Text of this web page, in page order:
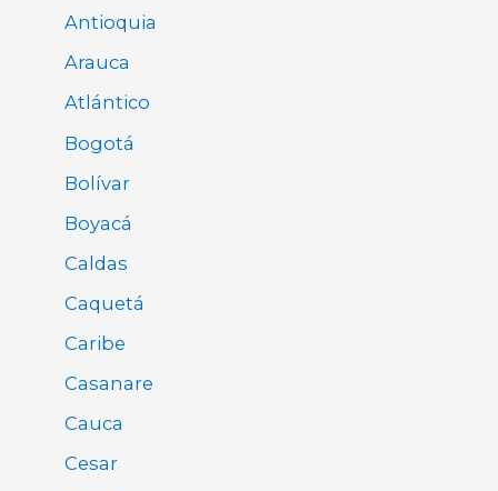
Antioquia
Arauca
Atlántico
Bogotá
Bolívar
Boyacá
Caldas
Caquetá
Caribe
Casanare
Cauca
Cesar